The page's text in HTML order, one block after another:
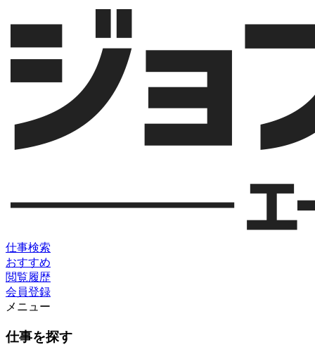
仕事検索
おすすめ
閲覧履歴
会員登録
メニュー
仕事を探す